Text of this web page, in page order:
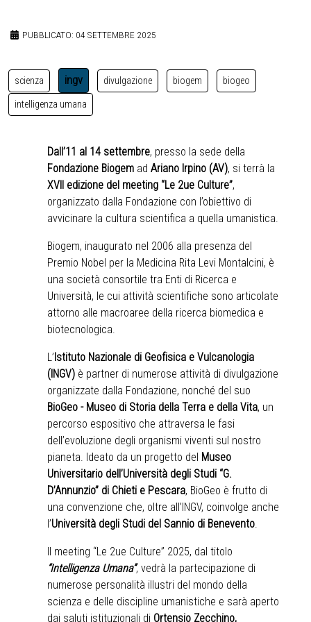
PUBBLICATO: 04 SETTEMBRE 2025
scienza ingv divulgazione biogem biogeo
intelligenza umana
Dall’11 al 14 settembre, presso la sede della
Fondazione Biogem ad Ariano Irpino (AV), si terrà la
XVII edizione del meeting “Le 2ue Culture”,
organizzato dalla Fondazione con l’obiettivo di
avvicinare la cultura scientifica a quella umanistica.
Biogem, inaugurato nel 2006 alla presenza del
Premio Nobel per la Medicina Rita Levi Montalcini, è
una società consortile tra Enti di Ricerca e
Università, le cui attività scientifiche sono articolate
attorno alle macroaree della ricerca biomedica e
biotecnologica.
L’ Istituto Nazionale di Geofisica e Vulcanologia
(INGV) è partner di numerose attività di divulgazione
organizzate dalla Fondazione, nonché del suo
BioGeo - Museo di Storia della Terra e della Vita, un
percorso espositivo che attraversa le fasi
dell’evoluzione degli organismi viventi sul nostro
pianeta. Ideato da un progetto del Museo
Universitario dell’Università degli Studi “G.
D’Annunzio” di Chieti e Pescara, BioGeo è frutto di
una convenzione che, oltre all’INGV, coinvolge anche
l’Università degli Studi del Sannio di Benevento.
Il meeting “Le 2ue Culture” 2025, dal titolo
“Intelligenza Umana”, vedrà la partecipazione di
numerose personalità illustri del mondo della
scienza e delle discipline umanistiche e sarà aperto
dai saluti istituzionali di Ortensio Zecchino,